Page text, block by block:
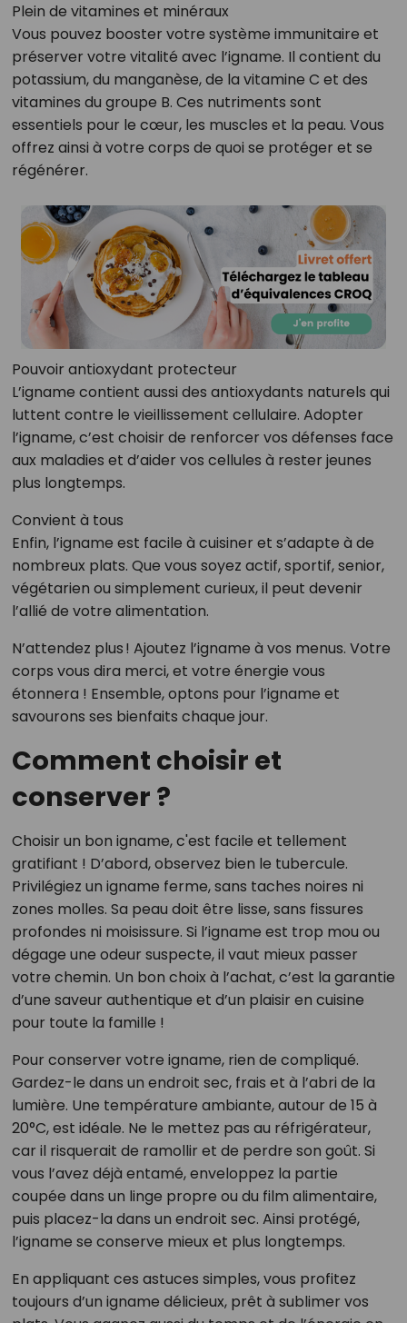
Plein de vitamines et minéraux
Vous pouvez booster votre système immunitaire et
préserver votre vitalité avec l’igname. Il contient du
potassium, du manganèse, de la vitamine C et des
vitamines du groupe B. Ces nutriments sont
essentiels pour le cœur, les muscles et la peau. Vous
offrez ainsi à votre corps de quoi se protéger et se
régénérer.
Pouvoir antioxydant protecteur
L’igname contient aussi des antioxydants naturels qui
luttent contre le vieillissement cellulaire. Adopter
l’igname, c’est choisir de renforcer vos défenses face
aux maladies et d’aider vos cellules à rester jeunes
plus longtemps.
Convient à tous
Enfin, l’igname est facile à cuisiner et s’adapte à de
nombreux plats. Que vous soyez actif, sportif, senior,
végétarien ou simplement curieux, il peut devenir
l’allié de votre alimentation.
N’attendez plus ! Ajoutez l’igname à vos menus. Votre
corps vous dira merci, et votre énergie vous
étonnera ! Ensemble, optons pour l’igname et
savourons ses bienfaits chaque jour.
Comment choisir et
conserver ?
Choisir un bon igname, c'est facile et tellement
gratifiant ! D’abord, observez bien le tubercule.
Privilégiez un igname ferme, sans taches noires ni
zones molles. Sa peau doit être lisse, sans fissures
profondes ni moisissure. Si l’igname est trop mou ou
dégage une odeur suspecte, il vaut mieux passer
votre chemin. Un bon choix à l’achat, c’est la garantie
d’une saveur authentique et d’un plaisir en cuisine
pour toute la famille !
Pour conserver votre igname, rien de compliqué.
Gardez-le dans un endroit sec, frais et à l’abri de la
lumière. Une température ambiante, autour de 15 à
20°C, est idéale. Ne le mettez pas au réfrigérateur,
car il risquerait de ramollir et de perdre son goût. Si
vous l’avez déjà entamé, enveloppez la partie
coupée dans un linge propre ou du film alimentaire,
puis placez-la dans un endroit sec. Ainsi protégé,
l’igname se conserve mieux et plus longtemps.
En appliquant ces astuces simples, vous profitez
toujours d’un igname délicieux, prêt à sublimer vos